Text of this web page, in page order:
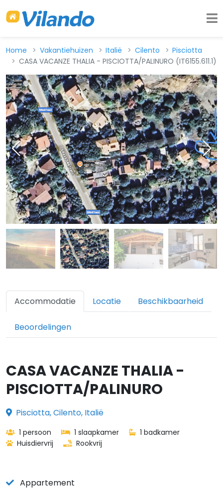
Home Vakantiehuizen Italië Cilento
Pisciotta
CASA VACANZE THALIA - PISCIOTTA/PALINURO (IT6155.611.1)
Accommodatie Locatie Beschikbaarheid
Beoordelingen
CASA VACANZE THALIA -
PISCIOTTA/PALINURO
Pisciotta, Cilento, Italië
1 persoon 1 slaapkamer
1 badkamer
Huisdiervrij
Rookvrij
Appartement